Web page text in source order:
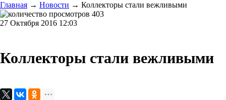
Главная → Новости → Коллекторы стали вежливыми
403
27 Октября 2016 12:03
Коллекторы стали вежливыми